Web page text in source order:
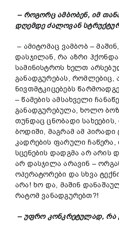
– როგორც ამბობენ, იმ
დღემდე ძალოვან
– ამიტომაც ვამბობ –
დასჯილან, რა აზრი ჰქონდა
სამინისტროს ხელთ
განადგურებას, რომლებიც,
ნივთმტკიცებებს
– წამების ამსახველი
განადგურებულა, ხოლო
თუნდაც ცნობადი
ბოდიში, მაგრამ ამ პირადი
კადრების ფარული
სცენების დადგმა არ არის
არ დასჯილა არავინ –
ოპერატორები და სხვა
არა! ხო და, მაშინ
რატომ ვანადგურებთ?!
– უფრო კონკრეტულად, რა